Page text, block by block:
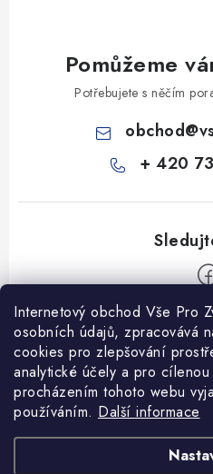
Internetový obchod Vše Pro
osobních údajů, zpracovává
cookies pro zlepšování
analytické účely a pro cílenou
procházením tohoto webu
používáním. Další informace
Pomůžeme
Potřebujete s něčím
obchod@
+ 420
Informace pro Vás
Ceník dopravy
Kontakty
Heuréka